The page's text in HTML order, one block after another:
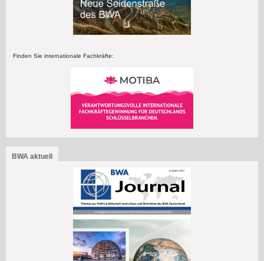
Finden Sie internationale Fachkräfte:
BWA aktuell